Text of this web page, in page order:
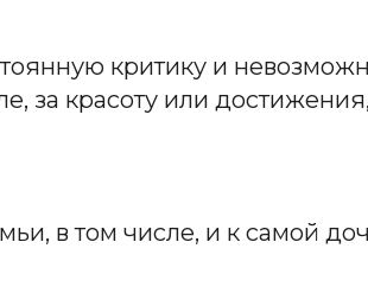
критику и
за красоту или
в том числе, и к самой